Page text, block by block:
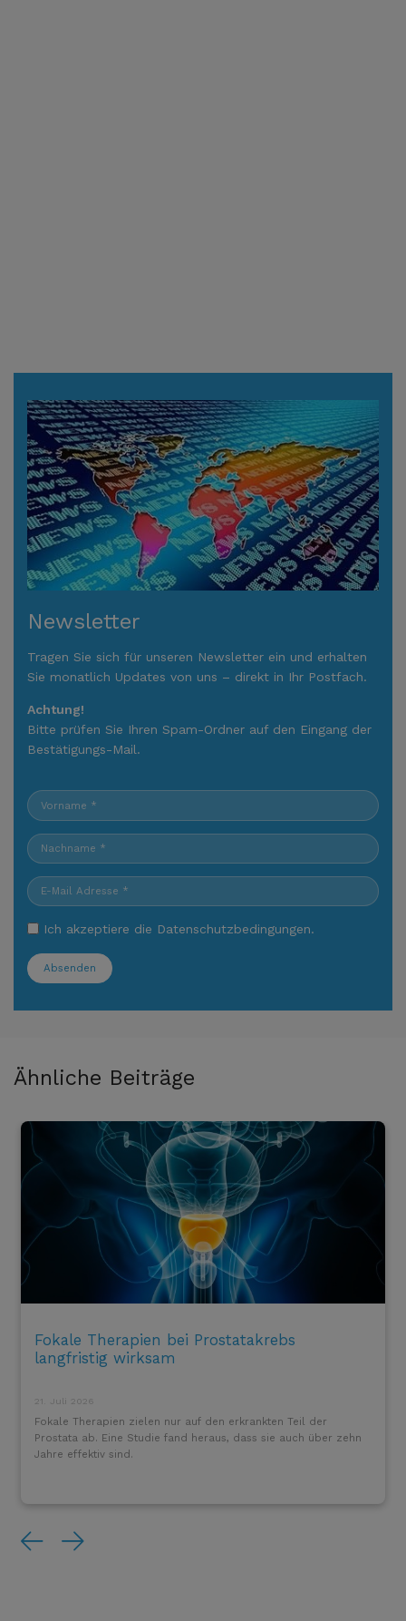
Newsletter
Tragen Sie sich für unseren Newsletter ein und erhalten
Sie monatlich Updates von uns – direkt in Ihr Postfach.
Achtung!
Bitte prüfen Sie Ihren Spam-Ordner auf den Eingang der
Bestätigungs-Mail.
Ich akzeptiere die Datenschutzbedingungen.
Absenden
Ähnliche Beiträge
Fokale Therapien bei Prostatakrebs
langfristig wirksam
21. Juli 2026
Fokale Therapien zielen nur auf den erkrankten Teil der
Prostata ab. Eine Studie fand heraus, dass sie auch über zehn
Jahre effektiv sind.
Previous
Next